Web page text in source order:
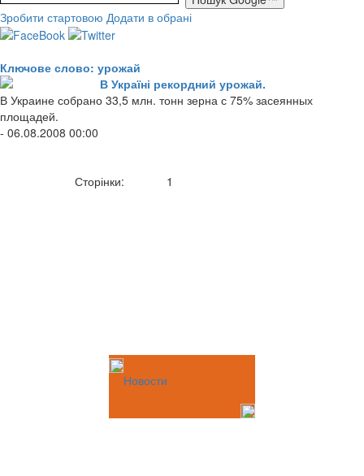
Зробити стартовою Додати в обрані
Ключове слово: урожай
В Україні рекордний урожай.
В Украине собрано 33,5 млн. тонн зерна с 75% засеянных
площадей.
- 06.08.2008 00:00
Сторінки: 1
Новости